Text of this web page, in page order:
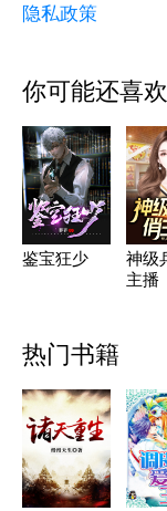
隐私政策
你可能还喜欢
鉴宝狂少
神级
主播
热门书籍